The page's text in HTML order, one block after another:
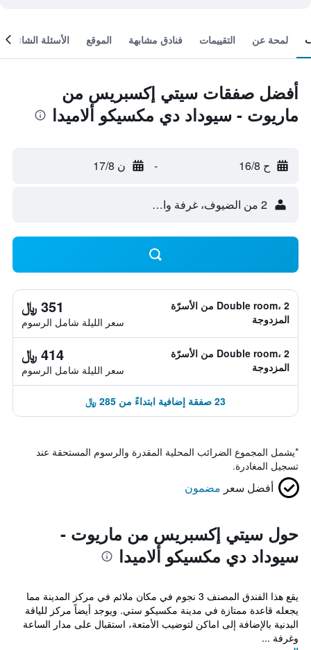
لمحة عن التقييمات فنادق مشابهة الموقع الأسئلة الشائعة
أفضل صفقات سيتي إكسبريس من
ماريوت - سيوداد دي مكسيكو ألاميدا
ح 16/8 - ن 17/8
2 من الضيوف، غرفة واحدة
Double room، 2 من الأسرّة
المزدوجة
351 ﷼
سعر الليلة شامل الرسوم
Double room، 2 من الأسرّة
المزدوجة
414 ﷼
سعر الليلة شامل الرسوم
23 صفقة إضافية ابتداءً من 285 ﷼
*يشمل المجموع الضرائب المحلية المقدرة والرسوم المستحقة عند
تسجيل المغادرة.
أفضل سعر مضمون
حول سيتي إكسبريس من ماريوت -
سيوداد دي مكسيكو ألاميدا
يقع هذا الفندق المصنف 3 نجوم في مكان ملائم في مركز المدينة مما
يجعله قاعدة ممتازة في مدينة مكسيكو ستي. ويوجد أيضاً مركز للياقة
البدنية بالإضافة إلى اماكن لتوضيب الأمتعة، استقبال على مدار الساعة
وغرفة ...